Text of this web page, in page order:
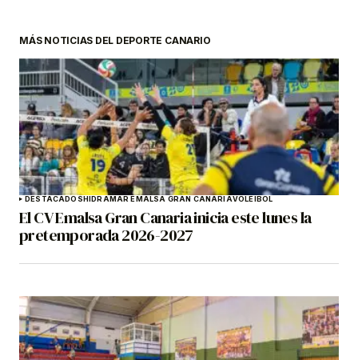
MÁS NOTICIAS DEL DEPORTE CANARIO
DESTACADOSHIDRAMAR EMALSA GRAN CANARIAVOLEIBOL
El CV Emalsa Gran Canaria inicia este lunes la
pretemporada 2026-2027